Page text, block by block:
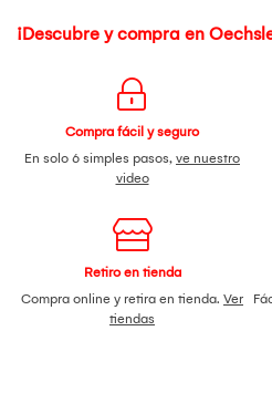
¡Descubre y compra en
Compra fácil y seguro
En solo 6 simples pasos, ve nuestro
video
Retiro en tienda
Compra online y retira en tienda. Ver
tiendas